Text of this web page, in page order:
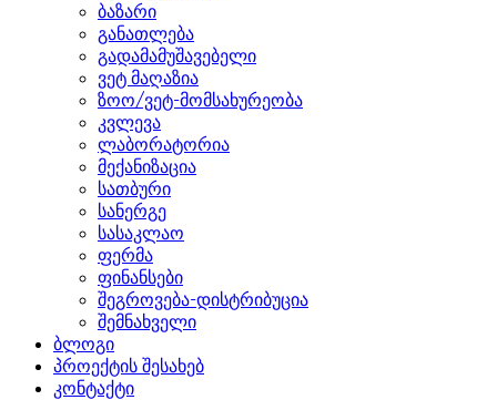
ბაზარი
განათლება
გადამამუშავებელი
ვეტ მაღაზია
ზოო/ვეტ-მომსახურეობა
კვლევა
ლაბორატორია
მექანიზაცია
სათბური
სანერგე
სასაკლაო
ფერმა
ფინანსები
შეგროვება-დისტრიბუცია
შემნახველი
ბლოგი
პროექტის შესახებ
კონტაქტი